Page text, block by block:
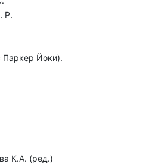
Р.
Йоки).
К.А. (ред.)